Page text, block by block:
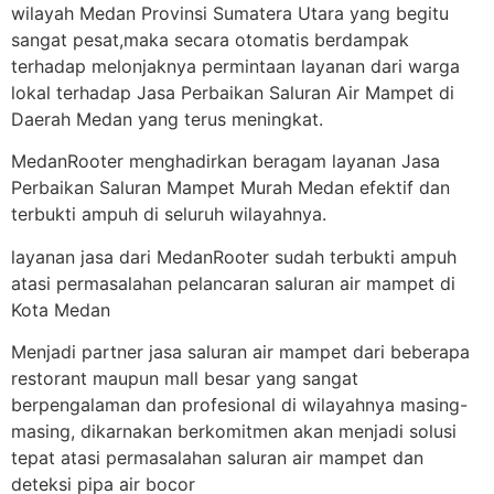
wilayah Medan Provinsi Sumatera Utara yang begitu
sangat pesat,maka secara otomatis berdampak
terhadap melonjaknya permintaan layanan dari warga
lokal terhadap Jasa Perbaikan Saluran Air Mampet di
Daerah Medan yang terus meningkat.
MedanRooter menghadirkan beragam layanan Jasa
Perbaikan Saluran Mampet Murah Medan efektif dan
terbukti ampuh di seluruh wilayahnya.
layanan jasa dari MedanRooter sudah terbukti ampuh
atasi permasalahan pelancaran saluran air mampet di
Kota Medan
Menjadi partner jasa saluran air mampet dari beberapa
restorant maupun mall besar yang sangat
berpengalaman dan profesional di wilayahnya masing-
masing, dikarnakan berkomitmen akan menjadi solusi
tepat atasi permasalahan saluran air mampet dan
deteksi pipa air bocor